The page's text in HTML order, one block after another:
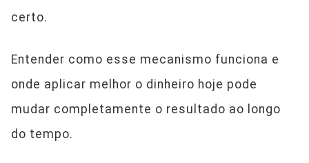
certo.
Entender como esse mecanismo funciona e
onde aplicar melhor o dinheiro hoje pode
mudar completamente o resultado ao longo
do tempo.